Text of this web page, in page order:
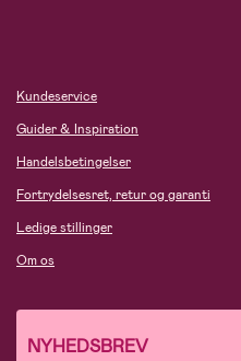
Kundeservice
Guider & Inspiration
Handelsbetingelser
Fortrydelsesret, retur og garanti
Ledige stillinger
Om os
NYHEDSBREV